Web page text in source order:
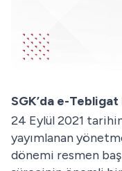
SGK’da e-Tebligat
24 Eylül 2021
yayımlanan
dönemi resmen